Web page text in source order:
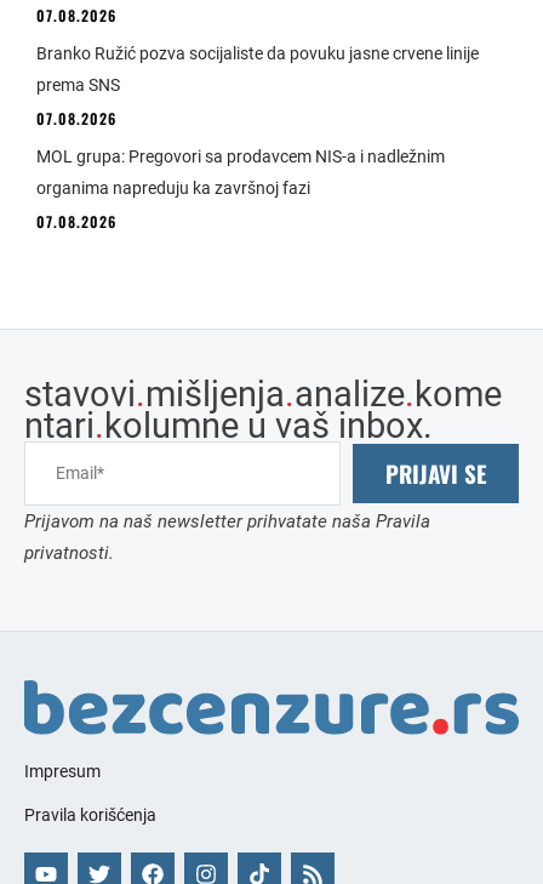
07.08.2026
Branko Ružić pozva socijaliste da povuku jasne crvene linije
prema SNS
07.08.2026
MOL grupa: Pregovori sa prodavcem NIS-a i nadležnim
organima napreduju ka završnoj fazi
07.08.2026
stavovi.mišljenja.analize.kome
ntari.kolumne u vaš inbox.
PRIJAVI SE
Prijavom na naš newsletter prihvatate naša Pravila
privatnosti.
Impresum
Pravila korišćenja